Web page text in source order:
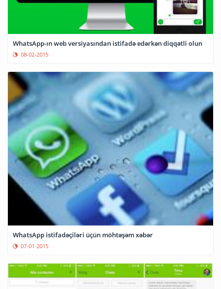
WhatsApp-ın web versiyasından istifadə edərkən diqqətli olun
08-02-2015
WhatsApp istifadəçiləri üçün möhtəşəm xəbər
07-01-2015